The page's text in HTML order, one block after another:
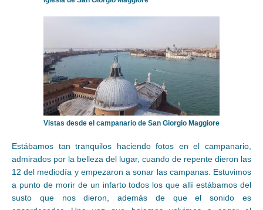
Vistas desde el campanario de San Giorgio Maggiore
Estábamos tan tranquilos haciendo fotos en el campanario,
admirados por la belleza del lugar, cuando de repente dieron las
12 del mediodía y empezaron a sonar las campanas. Estuvimos
a punto de morir de un infarto todos los que allí estábamos del
susto que nos dieron, además de que el sonido es